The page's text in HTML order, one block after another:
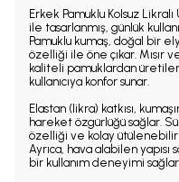
Erkek Pamuklu Kolsuz
ile tasarlanmış, günlük
Pamuklu kumaş, doğal bir
özelliği ile öne çıkar. Mısır
kaliteli pamuklardan
kullanıcıya konfor sunar.
Elastan (likra) katkısı,
hareket özgürlüğü sağlar.
özelliği ve kolay
Ayrıca, hava alabilen
bir kullanım deneyimi